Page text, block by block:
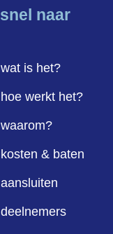
snel naar
wat is het?
hoe werkt het?
waarom?
kosten & baten
aansluiten
deelnemers